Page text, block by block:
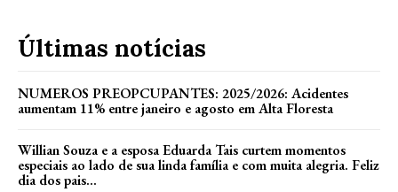
Últimas notícias
NUMEROS PREOPCUPANTES: 2025/2026: Acidentes
aumentam 11% entre janeiro e agosto em Alta Floresta
Willian Souza e a esposa Eduarda Tais curtem momentos
especiais ao lado de sua linda família e com muita alegria. Feliz
dia dos pais...